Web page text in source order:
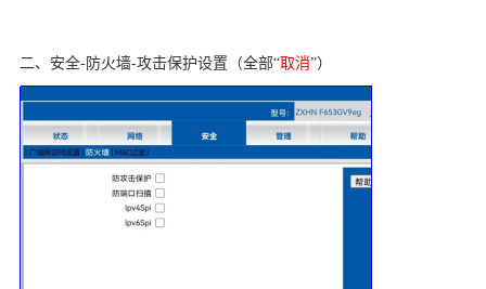
二、安全-防火墙-攻击保护设置（全部“取消”）